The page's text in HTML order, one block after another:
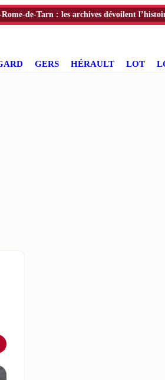
Tarn : les archives dévoilent l’histoire du
GERS HÉRAULT LOT